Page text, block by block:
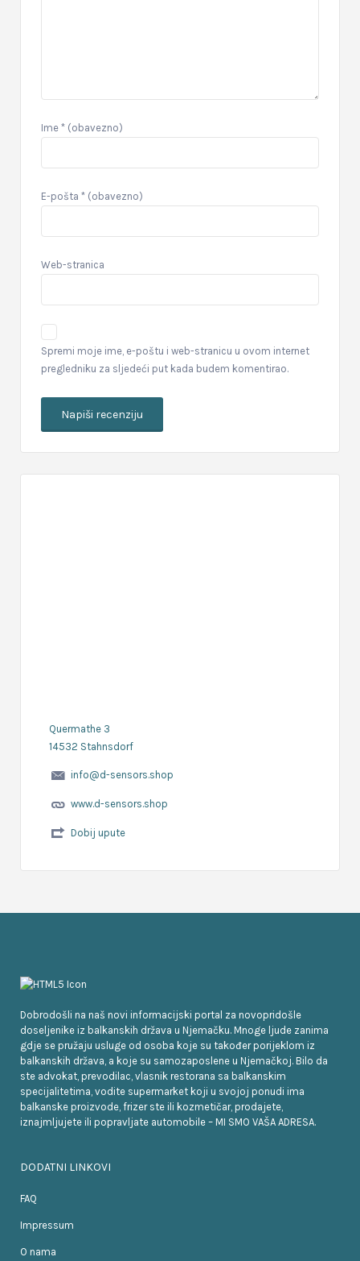
Ime * (obavezno)
E-pošta * (obavezno)
Web-stranica
Spremi moje ime, e-poštu i web-stranicu u ovom internet
pregledniku za sljedeći put kada budem komentirao.
Quermathe 3
14532 Stahnsdorf
info@d-sensors.shop
www.d-sensors.shop
Dobij upute
Dobrodošli na naš novi informacijski portal za novopridošle
doseljenike iz balkanskih država u Njemačku. Mnoge ljude zanima
gdje se pružaju usluge od osoba koje su također porijeklom iz
balkanskih država, a koje su samozaposlene u Njemačkoj. Bilo da
ste advokat, prevodilac, vlasnik restorana sa balkanskim
specijalitetima, vodite supermarket koji u svojoj ponudi ima
balkanske proizvode, frizer ste ili kozmetičar, prodajete,
iznajmljujete ili popravljate automobile – MI SMO VAŠA ADRESA.
DODATNI LINKOVI
FAQ
Impressum
O nama